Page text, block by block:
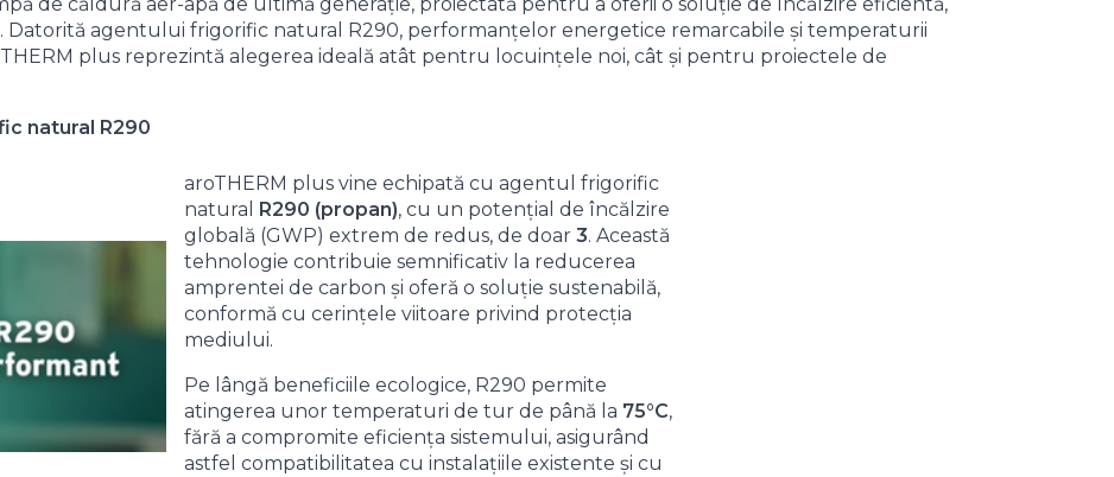
Datorită agentului frigorific natural R290, performanțelor energetice remarcabile și temperaturii
plus reprezintă alegerea ideală atât pentru locuințele noi, cât și pentru proiectele de
natural R290
aroTHERM plus vine echipată cu agentul frigorific
natural
R290 (propan), cu un potențial de încălzire
globală (GWP) extrem de redus, de doar 3. Această
tehnologie contribuie semnificativ la reducerea
amprentei de carbon și oferă o soluție sustenabilă,
conformă cu cerințele viitoare privind protecția
mediului.
Pe lângă beneficiile ecologice, R290 permite
atingerea unor temperaturi de tur de până la 75°C,
fără a compromite eficiența sistemului, asigurând
astfel compatibilitatea cu instalațiile existente și cu